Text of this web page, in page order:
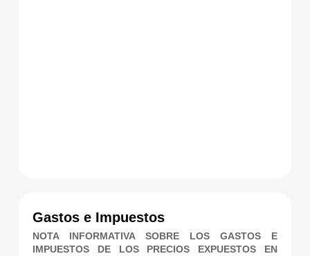
Gastos e Impuestos
NOTA INFORMATIVA SOBRE LOS GASTOS E
IMPUESTOS DE LOS PRECIOS EXPUESTOS EN